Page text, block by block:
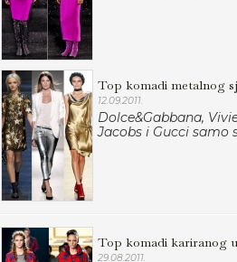
Top komadi metalnog
12.09.2011.
Dolce&Gabbana,
Jacobs i Gucci samo
Top komadi kariranog
29.08.2011.